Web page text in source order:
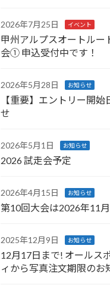
2026年7月25日 イベント
甲州アルプスオートルー
会① 申込受付中です！
2026年5月28日 お知らせ
【重要】エントリー開
せ
2026年5月1日 お知らせ
2026 試走会予定
2026年4月15日 お知らせ
第10回大会は2026年11
2025年12月9日 お知らせ
12月17日まで! オールス
ィから写真注文期限のお